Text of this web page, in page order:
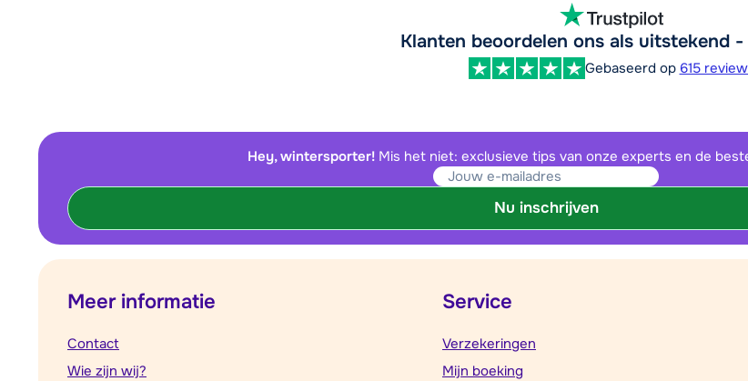
Klanten beoordelen ons als uitstekend
Gebaseerd op 615
Hey, wintersporter! Mis het niet: exclusieve tips van onze experts en de
Nu inschrijven
Meer informatie
Contact
Wie zijn wij?
Service
Verzekeringen
Mijn boeking